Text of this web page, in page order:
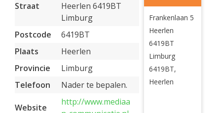
Straat
Heerlen 6419BT
Limburg
Postcode
6419BT
Plaats
Heerlen
Provincie
Limburg
Telefoon
Nader te bepalen.
Website
http://www.mediaa
Frankenlaan 5
Heerlen
6419BT
Limburg
6419BT,
Heerlen